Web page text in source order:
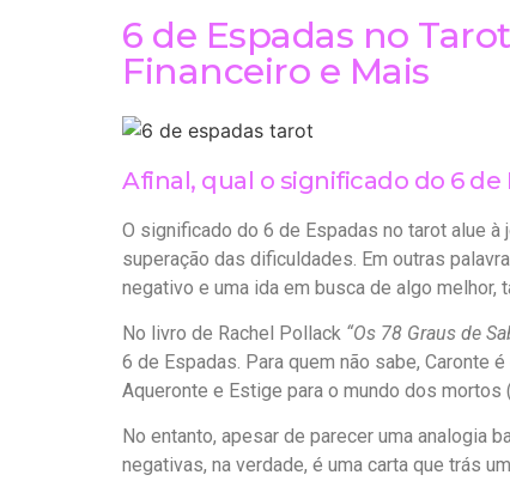
6 de Espadas no
Financeiro e Mais
Afinal, qual o significado do 6 de
O significado do 6 de Espadas no tarot alue
superação das dificuldades. Em outras
negativo e uma ida em busca de algo melhor,
No livro de Rachel Pollack “Os 78 Graus de
6 de Espadas. Para quem não sabe, Caronte
Aqueronte e Estige para o mundo dos mortos
No entanto, apesar de parecer uma analogia
negativas, na verdade, é uma carta que trás